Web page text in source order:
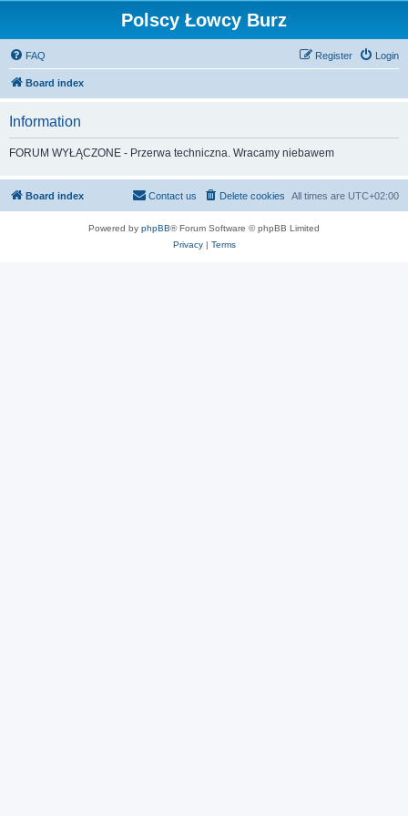
Polscy Łowcy Burz
FAQ Login
Register
Board index
Information
FORUM WYŁĄCZONE - Przerwa techniczna. Wracamy niebawem
Board index All times are UTC+02:00
Delete cookies
Contact us
Powered by phpBB® Forum Software © phpBB Limited
Privacy| Terms